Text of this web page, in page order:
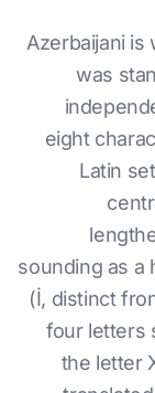
Azerbaijani is
was
eight
Latin
sounding as a
(İ, distinct
four letters
the letter